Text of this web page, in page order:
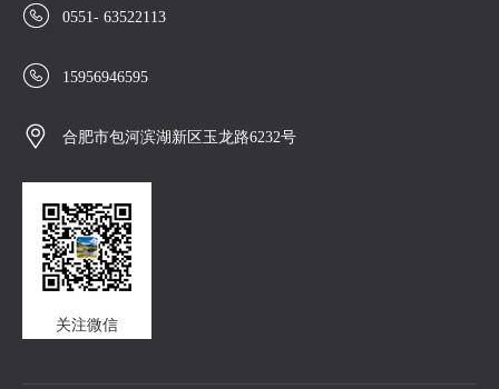
 0551- 63522113
 15956946595
 合肥市包河滨湖新区玉龙路6232号
关注微信